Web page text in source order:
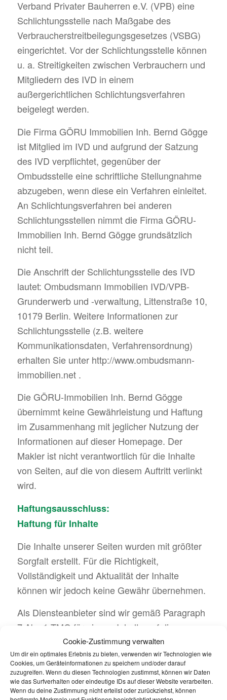
Cookie-Zustimmung verwalten
Um dir ein optimales Erlebnis zu bieten, verwenden wir Technologien wie
Cookies, um Geräteinformationen zu speichern und/oder darauf
zuzugreifen. Wenn du diesen Technologien zustimmst, können wir Daten
wie das Surfverhalten oder eindeutige IDs auf dieser Website verarbeiten.
Wenn du deine Zustimmung nicht erteilst oder zurückziehst, können
Verband Privater Bauherren e.V. (VPB) eine
Schlichtungsstelle nach Maßgabe des
Verbraucherstreitbeilegungsgesetzes (VSBG)
eingerichtet. Vor der Schlichtungsstelle können
u. a. Streitigkeiten zwischen Verbrauchern und
Mitgliedern des IVD in einem
außergerichtlichen Schlichtungsverfahren
beigelegt werden.
Die Firma GÖRU Immobilien Inh. Bernd Gögge
ist Mitglied im IVD und aufgrund der Satzung
des IVD verpflichtet, gegenüber der
Ombudsstelle eine schriftliche Stellungnahme
abzugeben, wenn diese ein Verfahren einleitet.
An Schlichtungsverfahren bei anderen
Schlichtungsstellen nimmt die Firma GÖRU-
Immobilien Inh. Bernd Gögge grundsätzlich
nicht teil.
Die Anschrift der Schlichtungsstelle des IVD
lautet: Ombudsmann Immobilien IVD/VPB-
Grunderwerb und -verwaltung, Littenstraße 10,
10179 Berlin. Weitere Informationen zur
Schlichtungsstelle (z.B. weitere
Kommunikationsdaten, Verfahrensordnung)
erhalten Sie unter http://www.ombudsmann-
immobilien.net .
Die GÖRU-Immobilien Inh. Bernd Gögge
übernimmt keine Gewährleistung und Haftung
im Zusammenhang mit jeglicher Nutzung der
Informationen auf dieser Homepage. Der
Makler ist nicht verantwortlich für die Inhalte
von Seiten, auf die von diesem Auftritt verlinkt
wird.
Haftungsausschluss:
Haftung für Inhalte
Die Inhalte unserer Seiten wurden mit größter
Sorgfalt erstellt. Für die Richtigkeit,
Vollständigkeit und Aktualität der Inhalte
können wir jedoch keine Gewähr übernehmen.
Als Diensteanbieter sind wir gemäß Paragraph
7 Abs.1 TMG für eigene Inhalte auf diesen
Seiten nach den allgemeinen Gesetzen
verantwortlich. Nach Paragraphen 8 bis 10
TMG sind wir als Diensteanbieter jedoch nicht
verpflichtet, übermittelte oder gespeicherte